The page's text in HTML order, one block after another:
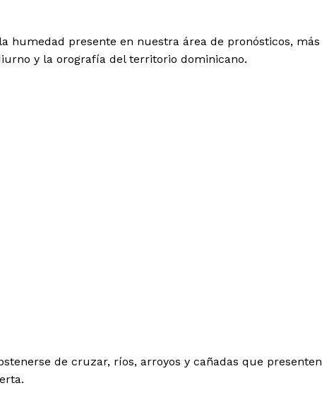
humedad presente en nuestra área de pronósticos, más
y la orografía del territorio dominicano.
de cruzar, ríos, arroyos y cañadas que presenten